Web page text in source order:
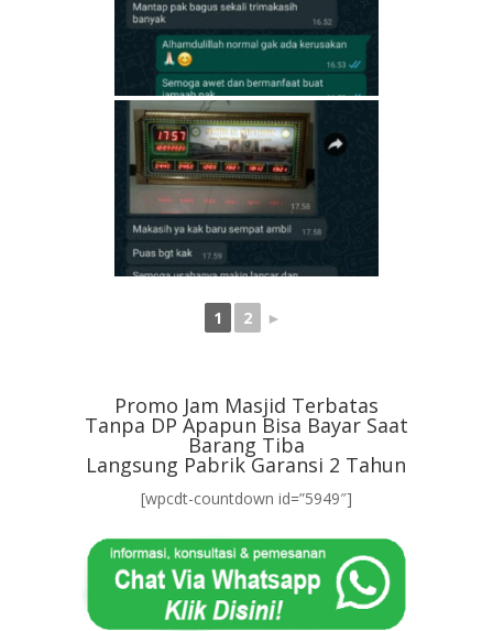
1 2 ►
Promo Jam Masjid Terbatas
Tanpa DP Apapun Bisa Bayar Saat
Barang Tiba
Langsung Pabrik Garansi 2 Tahun
[wpcdt-countdown id=”5949″]